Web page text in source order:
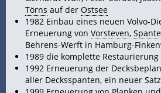
Törns auf der Ostsee
1982 Einbau eines neuen Volvo-
Erneuerung von Vorsteven,
Behrens-Werft in Hamburg-
1989 die komplette Restaurierung
1992 Erneuerung der
aller Decksspanten, ein neuer